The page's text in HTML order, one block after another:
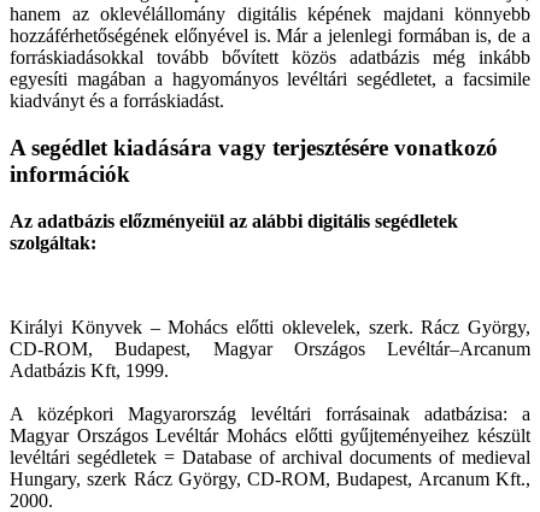
hanem az oklevélállomány digitális képének majdani könnyebb
hozzáférhetőségének előnyével is. Már a jelenlegi formában is, de a
forráskiadásokkal tovább bővített közös adatbázis még inkább
egyesíti magában a hagyományos levéltári segédletet, a facsimile
kiadványt és a forráskiadást.
A segédlet kiadására vagy terjesztésére vonatkozó
információk
Az adatbázis előzményeiül az alábbi digitális segédletek
szolgáltak:
Királyi Könyvek – Mohács előtti oklevelek, szerk. Rácz György,
CD-ROM, Budapest, Magyar Országos Levéltár–Arcanum
Adatbázis Kft, 1999.
A középkori Magyarország levéltári forrásainak adatbázisa: a
Magyar Országos Levéltár Mohács előtti gyűjteményeihez készült
levéltári segédletek = Database of archival documents of medieval
Hungary, szerk Rácz György, CD-ROM, Budapest, Arcanum Kft.,
2000.